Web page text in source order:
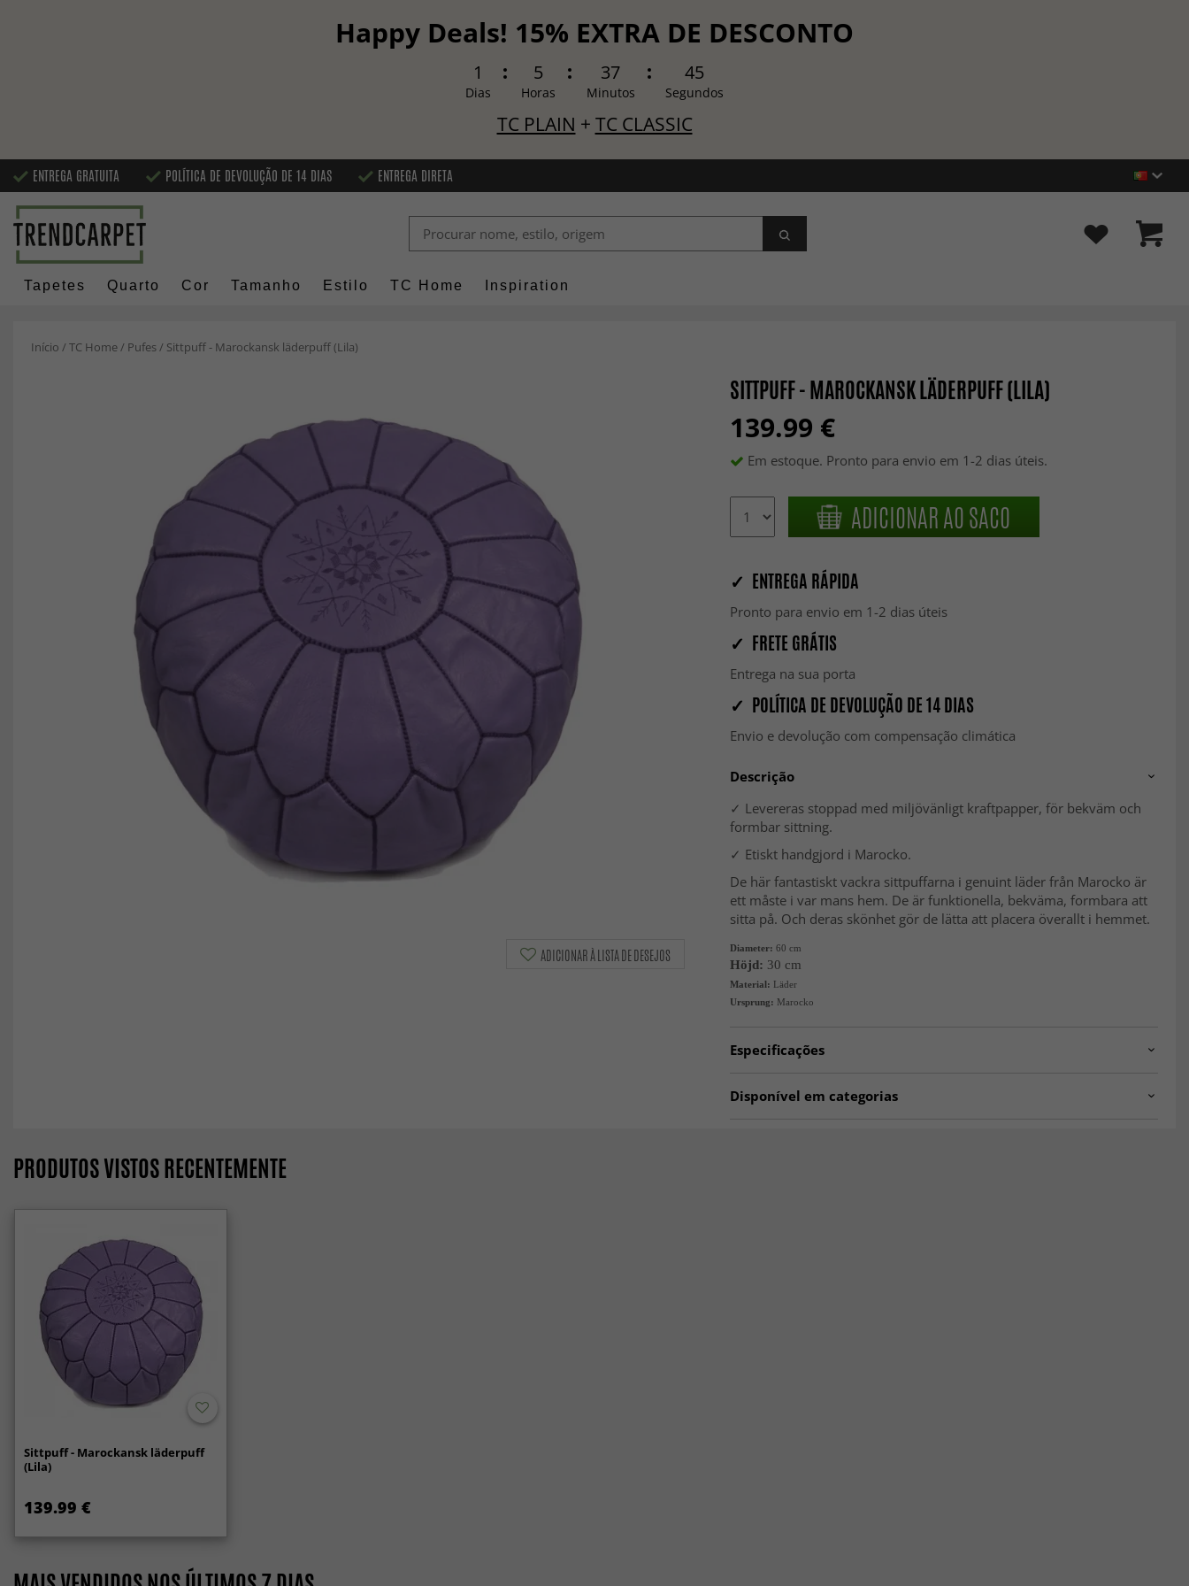
Happy Deals! 15% EXTRA DE DESCONTO
1
Dias
5
Horas
37
Minutos
44
Segundos
TC PLAIN + TC CLASSIC
ENTREGA GRATUITA POLÍTICA DE DEVOLUÇÃO DE 14 DIAS ENTREGA DIRETA
Tapetes Quarto Cor Tamanho Estilo TC Home Inspiration
Início /TC Home/ Pufes/ Sittpuff - Marockansk läderpuff (Lila)
SITTPUFF - MAROCKANSK LÄDERPUFF (LILA)
139.99 €
Em estoque. Pronto para envio em 1-2 dias úteis.
ADICIONAR AO SACO
✓ ENTREGA RÁPIDA
Pronto para envio em 1-2 dias úteis
✓ FRETE GRÁTIS
Entrega na sua porta
✓ POLÍTICA DE DEVOLUÇÃO DE 14 DIAS
Envio e devolução com compensação climática
Descrição
✓ Levereras stoppad med miljövänligt kraftpapper, för bekväm och
formbar sittning.
✓ Etiskt handgjord i Marocko.
De här fantastiskt vackra sittpuffarna i genuint läder från Marocko är
ett måste i var mans hem. De är funktionella, bekväma, formbara att
sitta på. Och deras skönhet gör de lätta att placera överallt i hemmet.
Diameter: 60 cm
Höjd: 30 cm
Material: Läder
Ursprung: Marocko
Especificações
Disponível em categorias
ADICIONAR À LISTA DE DESEJOS
PRODUTOS VISTOS RECENTEMENTE
Sittpuff - Marockansk läderpuff
(Lila)
139.99 €